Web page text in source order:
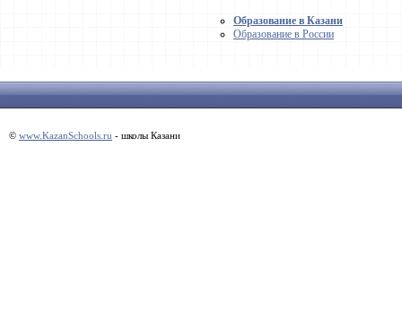
Образование в Казани
Образование в России
© www.KazanSchools.ru - школы Казани